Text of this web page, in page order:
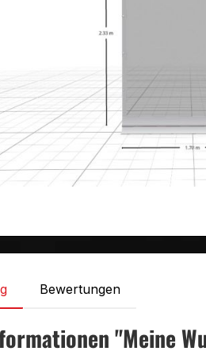
Bewertungen
"Meine